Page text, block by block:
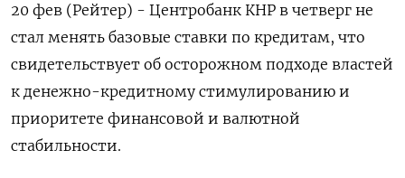
20 фев (Рейтер) - Центробанк КНР в четверг не
стал менять базовые ставки по кредитам, что
свидетельствует об осторожном подходе властей
к денежно-кредитному стимулированию и
приоритете финансовой и валютной
стабильности.